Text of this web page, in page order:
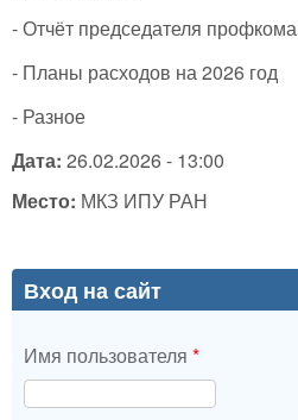
- Отчёт председателя
- Планы расходов на 2026 год
- Разное
Дата: 26.02.2026 - 13:00
Место: МКЗ ИПУ РАН
Вход на сайт
Имя пользователя *